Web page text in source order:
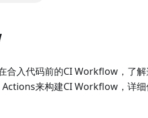
合入代码前的CI Workflow，了
来构建CI Workflow，详细